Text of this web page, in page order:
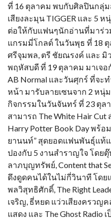
ที่ 16 ตุลาคม พบกับศิลปินกลุ่
เสียงละมุน TIGGER และ 5 ห
ต่อให้กับแฟนๆนักอ่านที่มาร่
แกรมมี่โกลด์ ในวันพุธ ที่ 18
ศรีจุมพล, ตรี ชัยณรงค์ และ
พฤหัสบดี ที่ 19 ตุลาคม มาเจ
AB Normal และวันศุกร์ ที่จ
หน้า มารับลายเซนจาก 2 หนุ่
กิจกรรมในวันจันทร์ ที่ 23 ตุ
สามารถ The White Hair
Harry Potter Book Day พร้อ
ยานนท์” สุดยอดแฟนพันธุ์แท้แ
ปองกับ 5 งานสำราญใจ โด
ลาภบุญทรัพย์, Content that
ดึงดูดคนได้ในไม่กี่วินาที โดย
พลวิสุทธิศักดิ์, The Right
เจริญ, ธี่หยด แว่วเสียงครวญ
แสดง และ The Ghost Radio